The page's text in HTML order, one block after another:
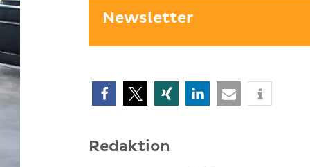
Newsletter
Redaktion